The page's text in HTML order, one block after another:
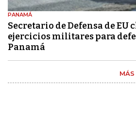
PANAMÁ
Secretario de Defensa de EU
ejercicios militares para
Panamá